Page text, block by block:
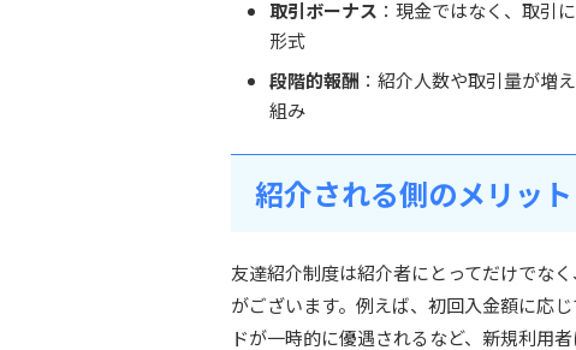
取引ボーナス ：現金ではなく、取引
形式
段階的報酬 ：紹介人数や取引量が増
組み
紹介される側のメリット
友達紹介制度は紹介者にとってだけでな
がございます。例えば、初回入金額に応
ドが一時的に優遇されるなど、新規利用